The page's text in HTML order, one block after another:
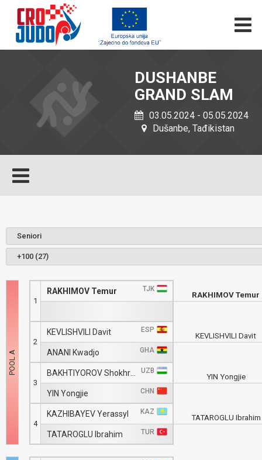
DUSHANBE
GRAND SLAM
03.05.2024 - 05.05.2024
Dušanbe, Tađikistan
1
RAKHIMOV Temur TJK
2
KEVLISHVILI Davit ESP
ANANI Kwadjo GHA
3
UZB
YIN Yongjie CHN
4
KAZHIBAYEV Yerassyl KAZ
TATAROGLU Ibrahim TUR
RAKHIMOV Temur
KEVLISHVILI Davit
YIN Yongjie
TATAROGLU Ibrahim